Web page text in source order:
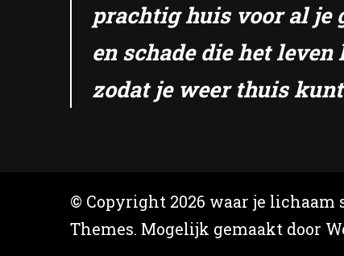
prachtig huis voor al je
en schade die het
zodat je weer thuis
© Copyright 2026 waar je lichaam
Themes. Mogelijk gemaakt door